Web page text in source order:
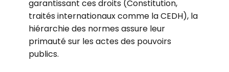
garantissant ces droits (Constitution,
traités internationaux comme la CEDH), la
hiérarchie des normes assure leur
primauté sur les actes des pouvoirs
publics.